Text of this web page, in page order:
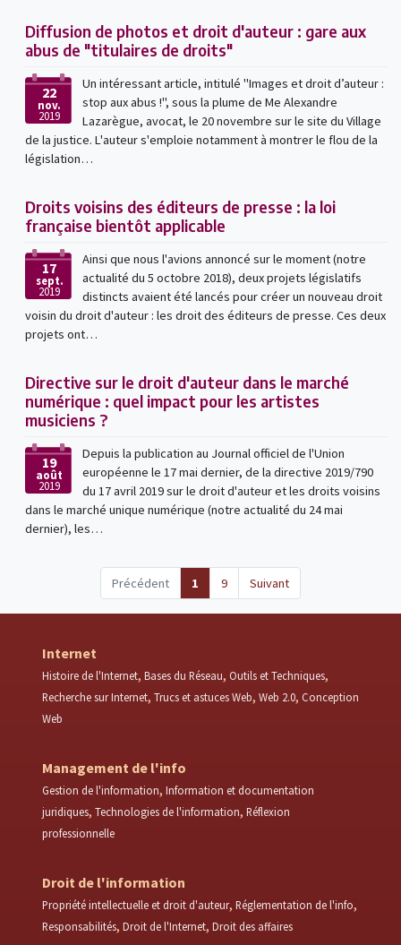
Diffusion de photos et droit d'auteur : gare aux
abus de "titulaires de droits"
22
nov.
2019
Un intéressant article, intitulé "Images et droit d’auteur :
stop aux abus !", sous la plume de Me Alexandre
Lazarègue, avocat, le 20 novembre sur le site du Village
de la justice. L'auteur s'emploie notamment à montrer le flou de la
législation…
Droits voisins des éditeurs de presse : la loi
française bientôt applicable
17
sept.
2019
Ainsi que nous l'avions annoncé sur le moment (notre
actualité du 5 octobre 2018), deux projets législatifs
distincts avaient été lancés pour créer un nouveau droit
voisin du droit d'auteur : les droit des éditeurs de presse. Ces deux
projets ont…
Directive sur le droit d'auteur dans le marché
numérique : quel impact pour les artistes
musiciens ?
19
août
2019
Depuis la publication au Journal officiel de l'Union
européenne le 17 mai dernier, de la directive 2019/790
du 17 avril 2019 sur le droit d'auteur et les droits voisins
dans le marché unique numérique (notre actualité du 24 mai
dernier), les…
Précédent 1 (current)
9 Suivant
Internet
Histoire de l'Internet Bases du Réseau Outils et Techniques
Recherche sur Internet Trucs et astuces Web Web 2.0 Conception
Web
Management de l'info
Gestion de l'information Information et documentation
juridiques Technologies de l'information Réflexion
professionnelle
Droit de l'information
Propriété intellectuelle et droit d'auteur Réglementation de l'info
Responsabilités Droit de l'Internet Droit des affaires